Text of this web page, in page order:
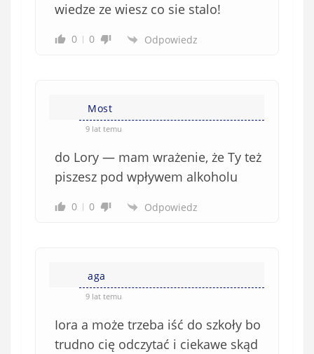
wiedze ze wiesz co sie stalo!
0 0 Odpowiedz
Most
9 lat temu
do Lory — mam wrażenie, że Ty też
piszesz pod wpływem alkoholu
0 0 Odpowiedz
aga
9 lat temu
Iora a może trzeba iść do szkoły bo
trudno cię odczytać i ciekawe skąd